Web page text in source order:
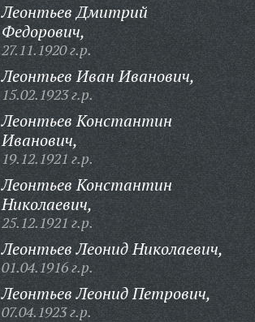
Леонтьев Дмитрий
Федорович,
27.11.1920 г.р.
Леонтьев Иван Иванович,
15.02.1923 г.р.
Леонтьев Константин
Иванович,
19.12.1921 г.р.
Леонтьев Константин
Николаевич,
25.12.1921 г.р.
Леонтьев Леонид Николаевич,
01.04.1916 г.р.
Леонтьев Леонид Петрович,
07.04.1923 г.р.